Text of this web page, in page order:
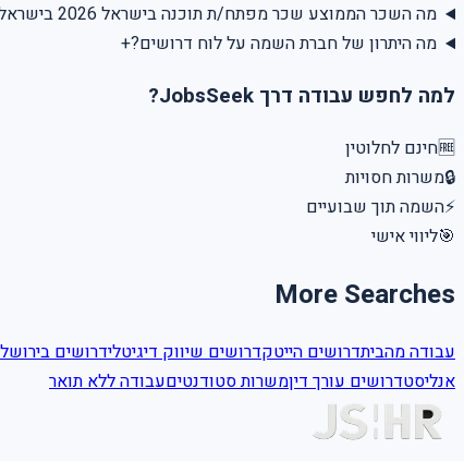
מה השכר הממוצע שכר מפתח/ת תוכנה בישראל 2026 בישראל?
מה היתרון של חברת השמה על לוח דרושים?+
למה לחפש עבודה דרך JobsSeek?
🆓חינם לחלוטין
🔒משרות חסויות
⚡השמה תוך שבועיים
🎯ליווי אישי
More Searches
עבודה מהביתדרושים הייטקדרושים שיווק דיגיטלידרושים
אנליסטדרושים עורך דיןמשרות סטודנטיםעבודה ללא תואר